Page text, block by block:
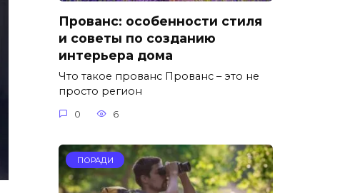
Прованс: особенности стиля
и советы по созданию
интерьера дома
Что такое прованс Прованс – это не
просто регион
0 6
ПОРАДИ